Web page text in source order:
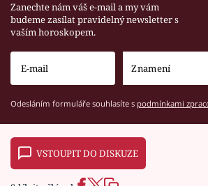
Zanechte nám váš e-mail a my vám
budeme zasílat pravidelný newsletter s
vaším horoskopem.
Odesláním formuláře souhlasíte s podmínkami
VSTOUPIT DO DISKUZE